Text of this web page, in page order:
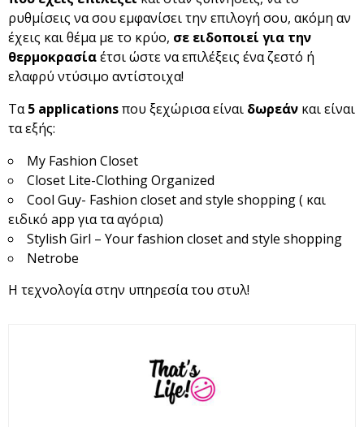
ρυθμίσεις να σου εμφανίσει την επιλογή σου, ακόμη αν
έχεις και θέμα με το κρύο, σε ειδοποιεί για την
θερμοκρασίαέτσι ώστε να επιλέξεις ένα ζεστό ή
ελαφρύ ντύσιμο αντίστοιχα!
Τα5 applicationsπου ξεχώρισα είναι δωρεάν και είναι
τα εξής:
Μy Fashion Closet
Closet Lite-Clothing Organized
Cool Guy- Fashion closet and style shopping ( και
ειδικό app για τα αγόρια)
Stylish Girl – Your fashion closet and style shopping
Netrobe
H τεχνολογία στην υπηρεσία του στυλ!